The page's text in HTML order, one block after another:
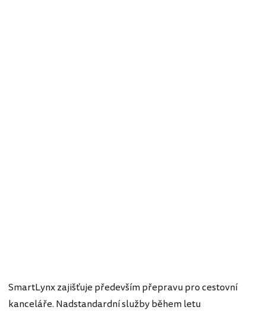
SmartLynx zajišťuje především přepravu pro cestovní
kanceláře. Nadstandardní služby během letu